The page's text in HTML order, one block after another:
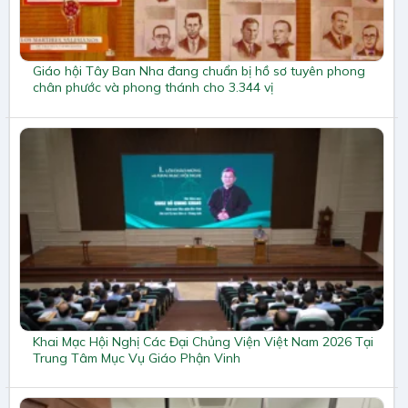
Giáo hội Tây Ban Nha đang chuẩn bị hồ sơ tuyên phong
chân phước và phong thánh cho 3.344 vị
Khai Mạc Hội Nghị Các Đại Chủng Viện Việt Nam 2026 Tại
Trung Tâm Mục Vụ Giáo Phận Vinh